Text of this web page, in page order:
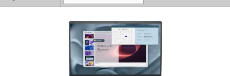
Notebooky Alienware
Špička medzi hernými notebookmi
Sú to dravce zvnútra aj zvonka. Notebooky pre hráčov, ktorí
hľadajú mobilný zážitok z hrania bez kompromisu a zároveň
rovnováhu medzi výkonom a mobilitou.